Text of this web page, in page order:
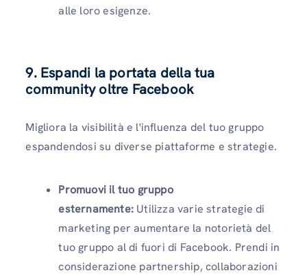
alle loro esigenze.
9. Espandi la portata della tua
community oltre Facebook
Migliora la visibilità e l'influenza del tuo gruppo
espandendosi su diverse piattaforme e strategie.
Promuovi il tuo gruppo
esternamente: Utilizza varie strategie di
marketing per aumentare la notorietà del
tuo gruppo al di fuori di Facebook. Prendi in
considerazione partnership, collaborazioni